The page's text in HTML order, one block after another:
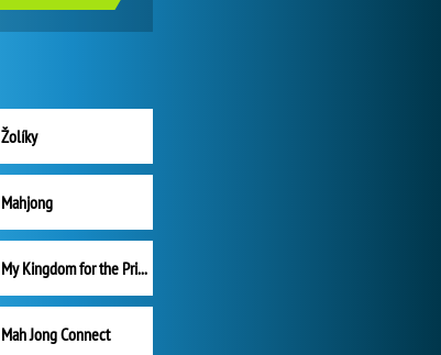
Žolíky
Mahjong
My Kingdom for the Princess Plná verze
Mah Jong Connect